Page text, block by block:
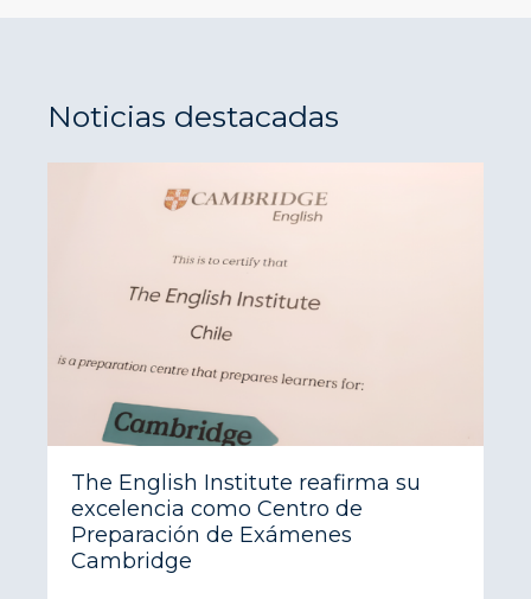
Noticias destacadas
The English Institute reafirma su
excelencia como Centro de
Preparación de Exámenes
Cambridge